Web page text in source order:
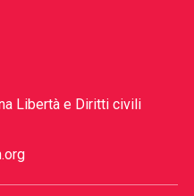
Libertà e Diritti civili